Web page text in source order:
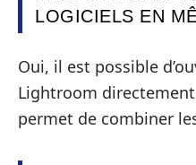
LOGICIELS EN
Oui, il est possible
Lightroom
permet de combiner